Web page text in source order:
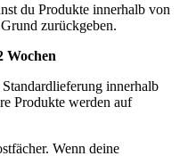
du Produkte innerhalb von
zurückgeben.
Wochen
innerhalb
Produkte werden auf
Wenn deine